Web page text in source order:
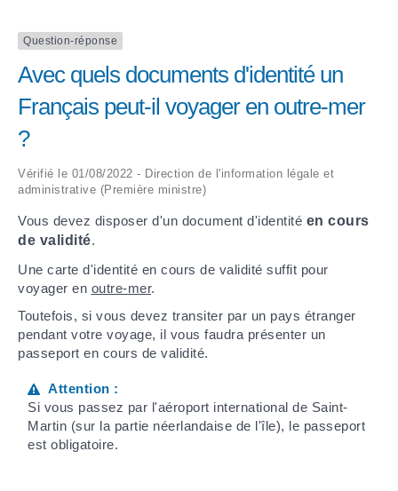
Question-réponse
Avec quels documents d'identité un
Français peut-il voyager en outre-mer
?
Vérifié le 01/08/2022 - Direction de l'information légale et
administrative (Première ministre)
Vous devez disposer d'un document d'identité en cours
de validité.
Une carte d'identité en cours de validité suffit pour
voyager en outre-mer.
Toutefois, si vous devez transiter par un pays étranger
pendant votre voyage, il vous faudra présenter un
passeport en cours de validité.
Attention :
Si vous passez par l'aéroport international de Saint-
Martin (sur la partie néerlandaise de l'île), le passeport
est obligatoire.
FICHE D'ORGANISATION MANIFESTATION
PLAN D'ACTION MUNICIPAL
ARRÊTÉS MUNICIPAUX
DÉLIBÉRATIONS